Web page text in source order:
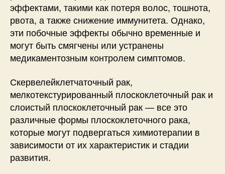
эффектами, такими как потеря волос, тошнота,
рвота, а также снижение иммунитета. Однако,
эти побочные эффекты обычно временные и
могут быть смягчены или устранены
медикаментозным контролем симптомов.
Скервелейклетчаточный рак,
мелкотекстурированный плоскоклеточный рак и
слоистый плоскоклеточный рак — все это
различные формы плоскоклеточного рака,
которые могут подвергаться химиотерапии в
зависимости от их характеристик и стадии
развития.